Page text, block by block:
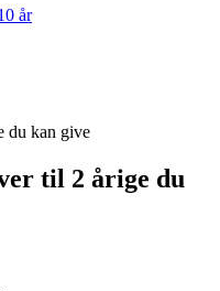
år
til 2 årige du